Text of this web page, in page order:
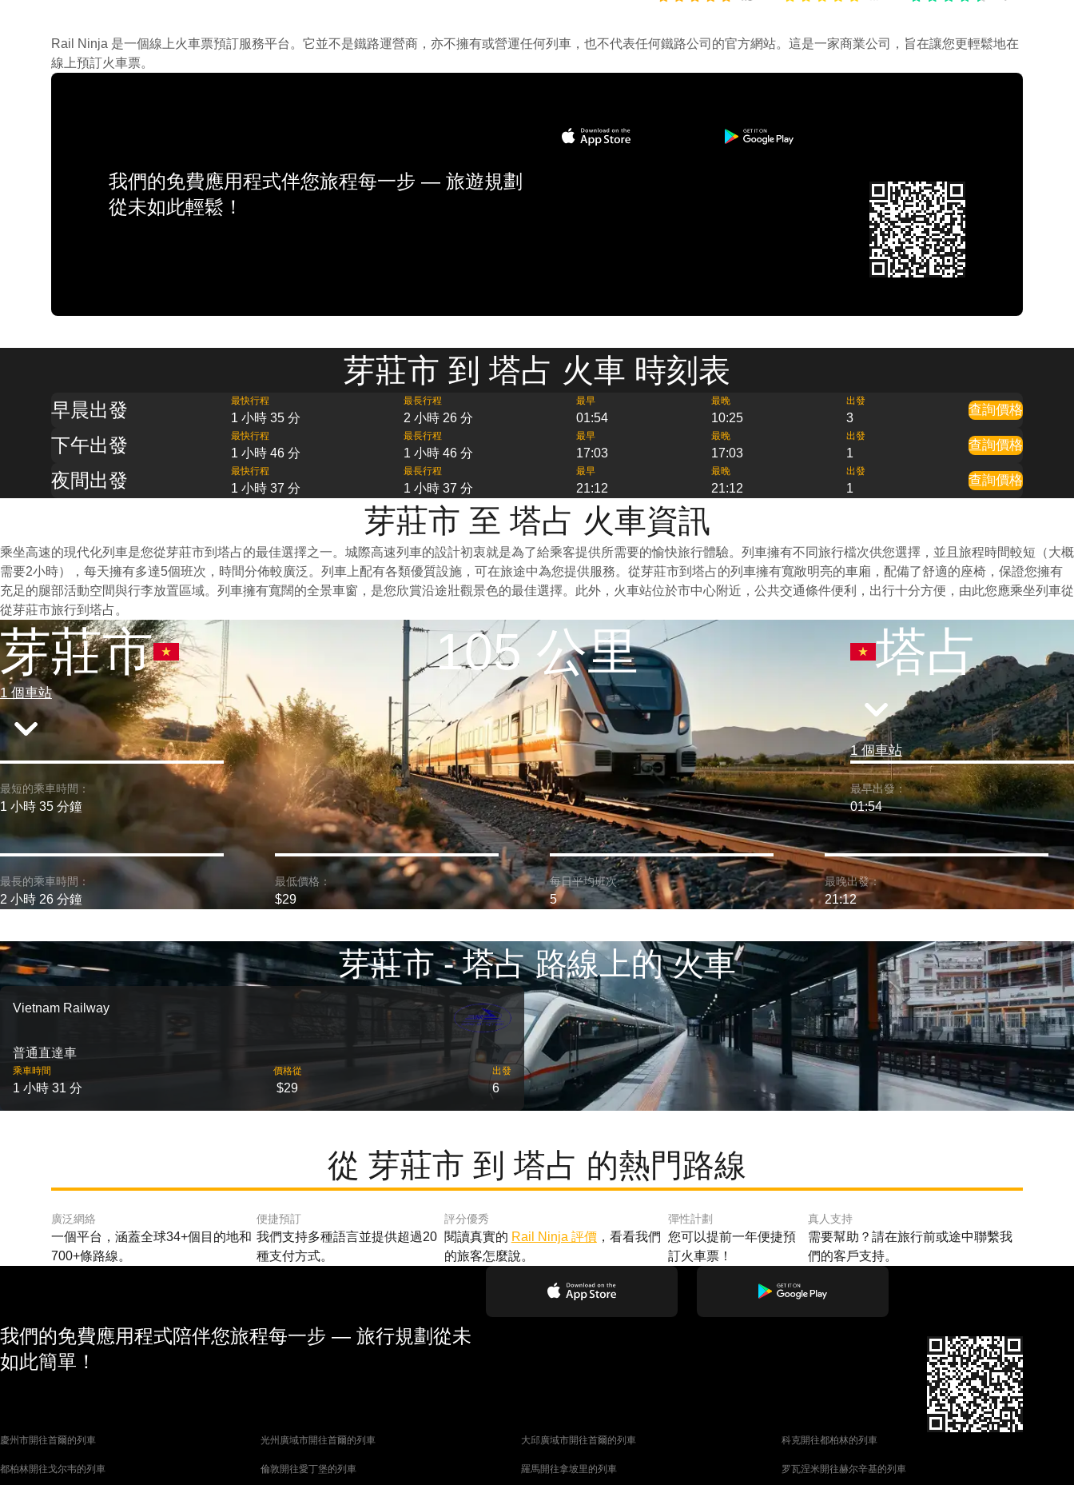
Rail Ninja 是一個線上火車票預訂服務平台。它並不是鐵路運營商，亦不擁有或營運任何列車，也不代表任何鐵路公司的官方網站。這是一家商業公司，旨在讓您更輕鬆地在
線上預訂火車票。
我們的免費應用程式伴您旅程每一步 — 旅遊規劃
從未如此輕鬆！
芽莊市 到 塔占 火車 時刻表
早晨出發 最快行程
1 小時 35 分
最長行程
2 小時 26 分
最早
01:54
最晚
10:25
出發
3
查詢價格
下午出發 最快行程
1 小時 46 分
最長行程
1 小時 46 分
最早
17:03
最晚
17:03
出發
1
查詢價格
夜間出發 最快行程
1 小時 37 分
最長行程
1 小時 37 分
最早
21:12
最晚
21:12
出發
1
查詢價格
芽莊市 至 塔占 火車資訊
乘坐高速的現代化列車是您從芽莊市到塔占的最佳選擇之一。城際高速列車的設計初衷就是為了給乘客提供所需要的愉快旅行體驗。列車擁有不同旅行檔次供您選擇，並且旅程時間較短（大概
需要2小時），每天擁有多達5個班次，時間分佈較廣泛。列車上配有各類優質設施，可在旅途中為您提供服務。從芽莊市到塔占的列車擁有寬敞明亮的車廂，配備了舒適的座椅，保證您擁有
充足的腿部活動空間與行李放置區域。列車擁有寬闊的全景車窗，是您欣賞沿途壯觀景色的最佳選擇。此外，火車站位於市中心附近，公共交通條件便利，出行十分方便，由此您應乘坐列車從
從芽莊市旅行到塔占。
芽莊市
1 個車站
105 公里 塔占
1 個車站
最短的乘車時間：
1 小時 35 分鐘
最早出發：
01:54
最長的乘車時間：
2 小時 26 分鐘
最低價格：
$29
每日平均班次:
5
最晚出發：
21:12
芽莊市 - 塔占 路線上的 火車
Vietnam Railway
普通直達車
乘車時間
1 小時 31 分
價格從
$29
出發
6
從 芽莊市 到 塔占 的熱門路線
廣泛網絡
一個平台，涵蓋全球34+個目的地和
700+條路線。
便捷預訂
我們支持多種語言並提供超過20
種支付方式。
評分優秀
閱讀真實的 Rail Ninja 評價，看看我們
的旅客怎麼說。
彈性計劃
您可以提前一年便捷預
訂火車票！
真人支持
需要幫助？請在旅行前或途中聯繫我
們的客戶支持。
我們的免費應用程式陪伴您旅程每一步 — 旅行規劃從未
如此簡單！
慶州市開往首爾的列車 光州廣域市開往首爾的列車 大邱廣域市開往首爾的列車 科克開往都柏林的列車
都柏林開往戈尔韦的列車 倫敦開往愛丁堡的列車 羅馬開往拿坡里的列車 罗瓦涅米開往赫尔辛基的列車